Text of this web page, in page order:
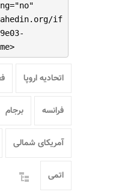
if
اتحادیه اروپا
فرانسه برجام
آمریکای شمالی
اتمی